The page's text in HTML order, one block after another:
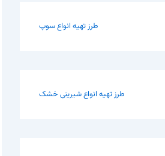
طرز تهیه انواع سوپ
طرز تهیه انواع شیرینی خشک